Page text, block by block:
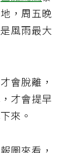
，周五晚
風雨最大
會脫離，
才會提早
來。